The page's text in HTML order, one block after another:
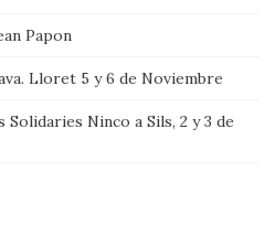
Papon
Lloret 5 y 6 de Noviembre
Ninco a Sils, 2 y 3 de